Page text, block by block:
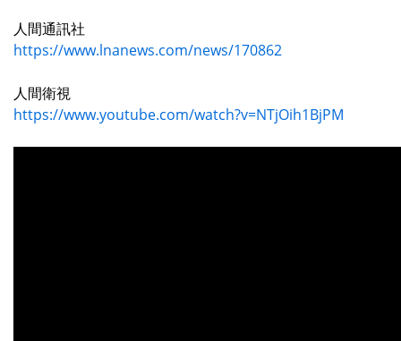
人間通訊社
https://www.lnanews.com/news/170862
人間衛視
https://www.youtube.com/watch?v=NTjOih1BjPM